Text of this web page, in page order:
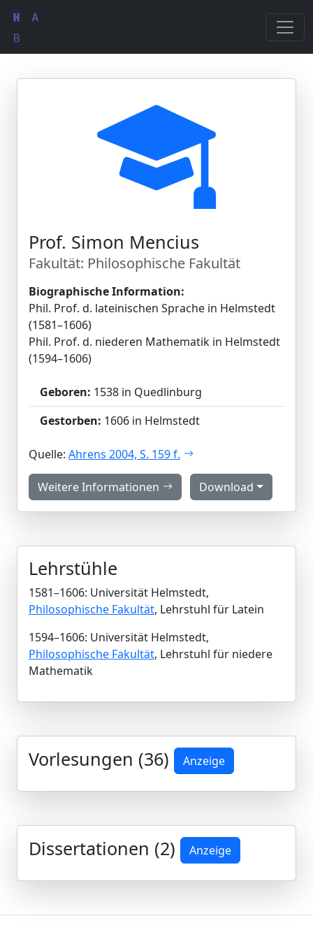
Prof. Simon Mencius
Fakultät: Philosophische Fakultät
Biographische Information:
Phil. Prof. d. lateinischen Sprache in Helmstedt
(1581–1606)
Phil. Prof. d. niederen Mathematik in Helmstedt
(1594–1606)
Geboren: 1538 in Quedlinburg
Gestorben: 1606 in Helmstedt
Quelle: Ahrens 2004, S. 159 f.
Weitere Informationen Download
Lehrstühle
1581–1606: Universität Helmstedt,
Philosophische Fakultät, Lehrstuhl für Latein
1594–1606: Universität Helmstedt,
Philosophische Fakultät, Lehrstuhl für niedere
Mathematik
Vorlesungen (36) Anzeige
Dissertationen (2) Anzeige